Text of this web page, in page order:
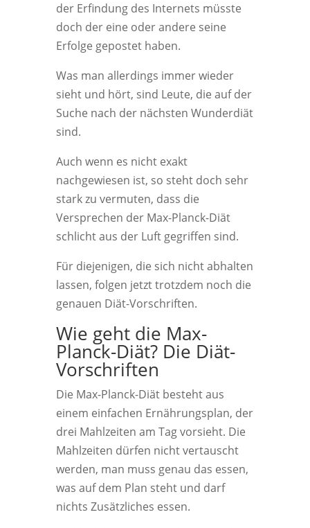
der Erfindung des Internets müsste
doch der eine oder andere seine
Erfolge gepostet haben.
Was man allerdings immer wieder
sieht und hört, sind Leute, die auf der
Suche nach der nächsten Wunderdiät
sind.
Auch wenn es nicht exakt
nachgewiesen ist, so steht doch sehr
stark zu vermuten, dass die
Versprechen der Max-Planck-Diät
schlicht aus der Luft gegriffen sind.
Für diejenigen, die sich nicht abhalten
lassen, folgen jetzt trotzdem noch die
genauen Diät-Vorschriften.
Wie geht die Max-
Planck-Diät? Die Diät-
Vorschriften
Die Max-Planck-Diät besteht aus
einem einfachen Ernährungsplan, der
drei Mahlzeiten am Tag vorsieht. Die
Mahlzeiten dürfen nicht vertauscht
werden, man muss genau das essen,
was auf dem Plan steht und darf
nichts Zusätzliches essen.